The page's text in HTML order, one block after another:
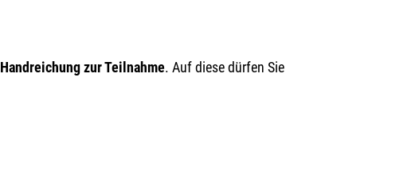
Handreichung zur Teilnahme. Auf diese dürfen Sie